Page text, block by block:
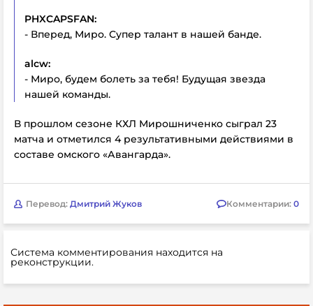
PHXCAPSFAN:
- Вперед, Миро. Супер талант в нашей банде.
alcw:
- Миро, будем болеть за тебя! Будущая звезда
нашей команды.
В прошлом сезоне КХЛ Мирошниченко сыграл 23
матча и отметился 4 результативными действиями в
составе омского «Авангарда».
Перевод: Дмитрий Жуков Комментарии: 0
Система комментирования находится на
реконструкции.